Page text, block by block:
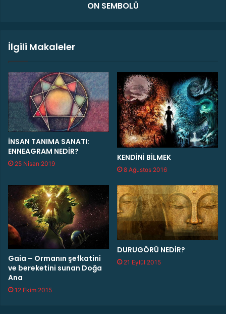
ON SEMBOLÜ
İlgili Makaleler
İNSAN TANIMA SANATI:
ENNEAGRAM NEDİR?
25 Nisan 2019
KENDİNİ BİLMEK
8 Ağustos 2016
Gaia – Ormanın şefkatini
ve bereketini sunan Doğa
Ana
12 Ekim 2015
DURUGÖRÜ NEDİR?
21 Eylül 2015